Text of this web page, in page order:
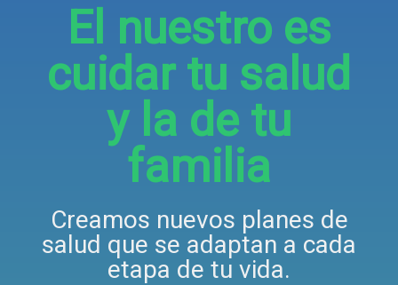
El nuestro es
cuidar tu salud
y la de tu
familia
Creamos nuevos planes de
salud que se adaptan a cada
etapa de tu vida.